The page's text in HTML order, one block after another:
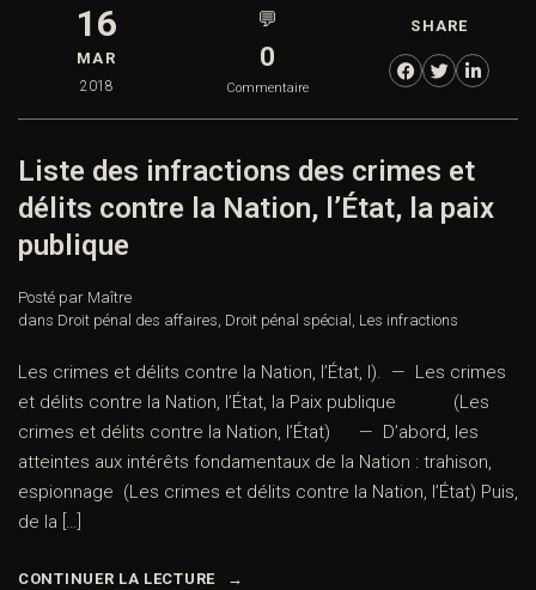
16
MAR
2018
💬
0
Commentaire
SHARE
Liste des infractions des crimes et
délits contre la Nation, l’État, la paix
publique
Posté par Maître
dans Droit pénal des affaires, Droit pénal spécial , Les infractions
Les crimes et délits contre la Nation, l’État, I). — Les crimes
et délits contre la Nation, l’État, la Paix publique (Les
crimes et délits contre la Nation, l’État) — D’abord, les
atteintes aux intérêts fondamentaux de la Nation : trahison,
espionnage (Les crimes et délits contre la Nation, l’État) Puis,
de la […]
CONTINUER LA LECTURE